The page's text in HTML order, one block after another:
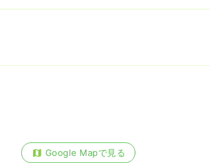
Google Mapで見る